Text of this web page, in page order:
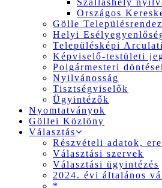
Szálláshely
Országos
Gölle
Helyi
Településképi
Képviselő-testületi
Polgármesteri
Nyilvánosság
Tisztségviselők
Ügyintézők
Nyomtatványok
Göllei Közlöny
Választás
Részvételi adatok,
Választási szervek
Választási ügyintézés
2024. évi általános
*